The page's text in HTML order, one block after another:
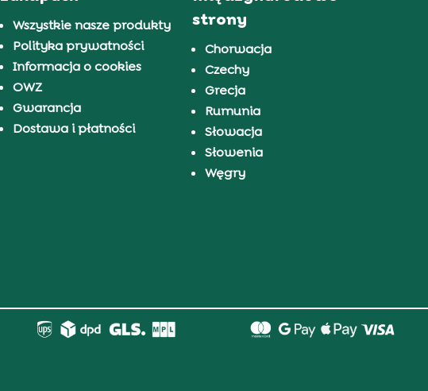
Wszystkie nasze produkty
Polityka prywatności
Informacja o cookies
OWZ
Gwarancja
Dostawa i płatności
strony
Chorwacja
Czechy
Grecja
Rumunia
Słowacja
Słowenia
Węgry